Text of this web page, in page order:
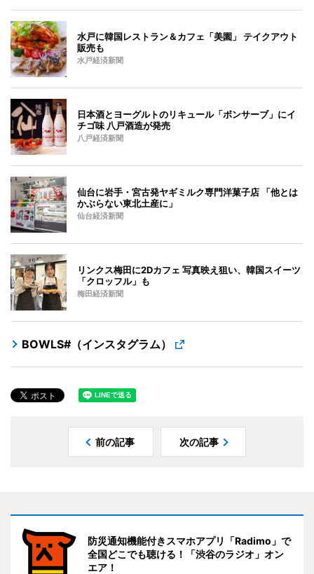
水戸に韓国レストラン＆カフェ「美園」 テイクアウト
販売も
水戸経済新聞
日本酒とヨーグルトのリキュール「ボンサーブ」にイ
チゴ味 八戸酒造が発売
八戸経済新聞
仙台に岩手・宮古発ヤギミルク専門洋菓子店 「他とは
かぶらない東北土産に」
仙台経済新聞
リンクス梅田に2Dカフェ 写真映え狙い、韓国スイーツ
「クロッフル」も
梅田経済新聞
BOWLS#（インスタグラム）
前の記事 次の記事
防災通知機能付きスマホアプリ「Radimo」で
全国どこでも聴ける！「渋谷のラジオ」オン
エア！